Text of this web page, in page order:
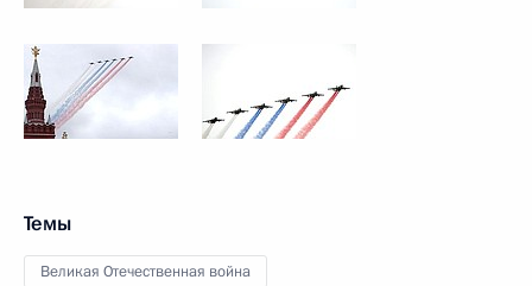
Темы
Великая Отечественная война